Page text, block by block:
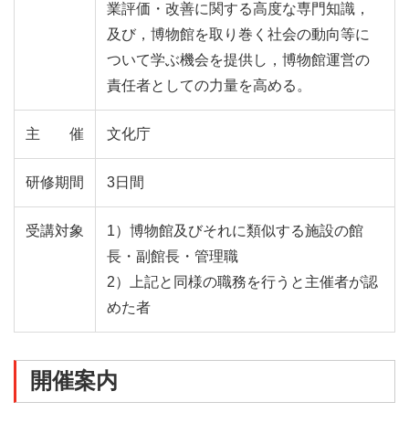
業評価・改善に関する⾼度な専⾨知識，
及び，博物館を取り巻く社会の動向等に
ついて学ぶ機会を提供し，博物館運営の
責任者としての⼒量を⾼める。
主催 文化庁
研修期間 3日間
受講対象
1）博物館及びそれに類似する施設の館
⻑・副館⻑・管理職
2）上記と同様の職務を⾏うと主催者が認
めた者
開催案内